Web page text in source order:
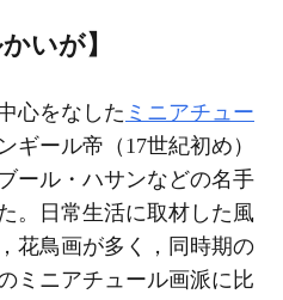
いが】
心をなした ミニアチュー
ギール帝（17世紀初め）
ール・ハサンなどの名手
。日常生活に取材した風
花鳥画が多く，同時期の
ミニアチュール画派に比